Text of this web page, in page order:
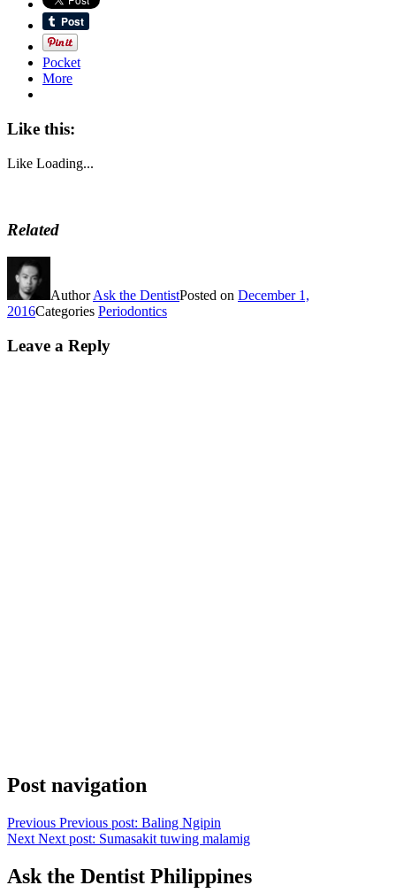
Pocket
More
Like this:
Like Loading...
Related
AuthorAsk the DentistPosted on December 1,
2016Categories Periodontics
Leave a Reply
Post navigation
Previous Previous post: Baling Ngipin
Next Next post: Sumasakit tuwing malamig
Ask the Dentist Philippines